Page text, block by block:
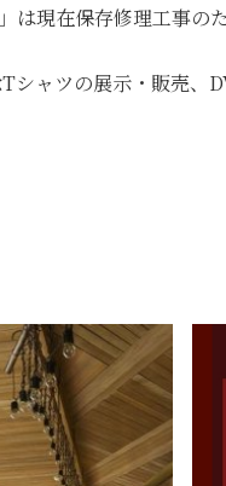
は現在保存修理工事
ャツの展示・販売、